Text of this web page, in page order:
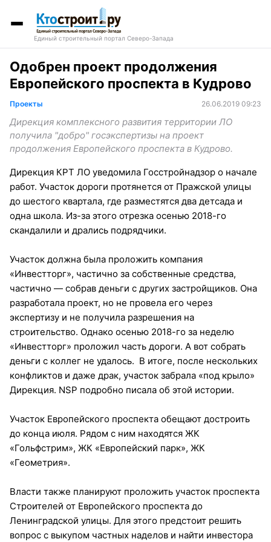
Единый строительный портал Северо-Запада
Одобрен проект продолжения
Европейского проспекта в Кудрово
Проекты 26.06.2019 09:23
Дирекция комплексного развития территории ЛО
получила "добро" госэкспертизы на проект
продолжения Европейского проспекта в Кудрово.
Дирекция КРТ ЛО уведомила Госстройнадзор о начале
работ. Участок дороги протянется от Пражской улицы
до шестого квартала, где разместятся два детсада и
одна школа. Из-за этого отрезка осенью 2018-го
скандалили и дрались подрядчики.
Участок должна была проложить компания
«Инвестторг», частично за собственные средства,
частично — собрав деньги с других застройщиков. Она
разработала проект, но не провела его через
экспертизу и не получила разрешения на
строительство. Однако осенью 2018-го за неделю
«Инвестторг» проложил часть дороги. А вот собрать
деньги с коллег не удалось. В итоге, после нескольких
конфликтов и даже драк, участок забрала «под крыло»
Дирекция. NSP подробно писала об этой истории.
Участок Европейского проспекта обещают достроить
до конца июля. Рядом с ним находятся ЖК
«Гольфстрим», ЖК «Европейский парк», ЖК
«Геометрия».
Власти также планируют проложить участок проспекта
Строителей от Европейского проспекта до
Ленинградской улицы. Для этого предстоит решить
вопрос с выкупом частных наделов и найти инвестора